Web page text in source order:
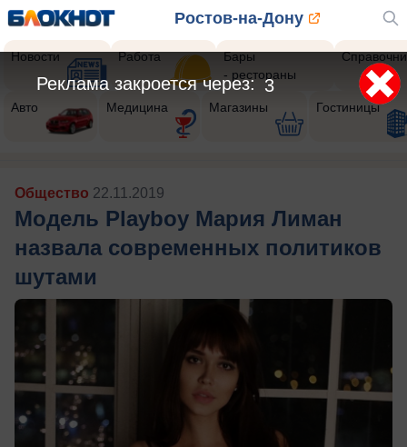
Ростов-на-Дону
Новости Работа
Бары
- рестораны
Авто Медицина Магазины Гостиницы
Общество 22.11.2019
Модель Playboy Мария Лиман
назвала современных политиков
шутами
1
Реклама закроется через: